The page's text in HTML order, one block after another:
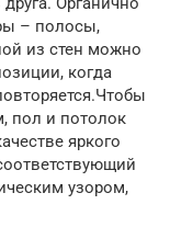
– полосы,
из стен можно
когда
пол и потолок
яркого
узором,